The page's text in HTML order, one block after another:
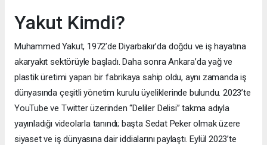
Yakut Kimdi?
Muhammed Yakut, 1972’de Diyarbakır’da doğdu ve iş hayatına
akaryakıt sektörüyle başladı. Daha sonra Ankara’da yağ ve
plastik üretimi yapan bir fabrikaya sahip oldu, aynı zamanda iş
dünyasında çeşitli yönetim kurulu üyeliklerinde bulundu. 2023’te
YouTube ve Twitter üzerinden “Deliler Delisi” takma adıyla
yayınladığı videolarla tanındı; başta Sedat Peker olmak üzere
siyaset ve iş dünyasına dair iddialarını paylaştı. Eylül 2023’te